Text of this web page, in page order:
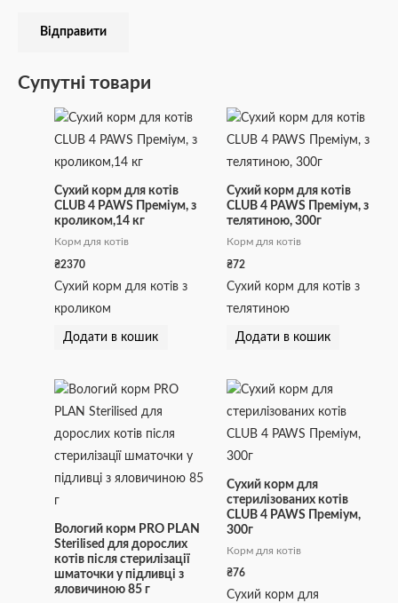
Супутні товари
Сухий корм для котів
CLUB 4 PAWS Преміум, з
кроликом,14 кг
Корм для котів
₴2370
Сухий корм для котів з
кроликом
Додати в кошик
Сухий корм для котів
CLUB 4 PAWS Преміум, з
телятиною, 300г
Корм для котів
₴72
Сухий корм для котів з
телятиною
Додати в кошик
Вологий корм PRO PLAN
Sterilised для дорослих
котів після стерилізації
шматочки у підливці з
яловичиною 85 г
Сухий корм для
стерилізованих котів
CLUB 4 PAWS Преміум,
300г
Корм для котів
₴76
Сухий корм для